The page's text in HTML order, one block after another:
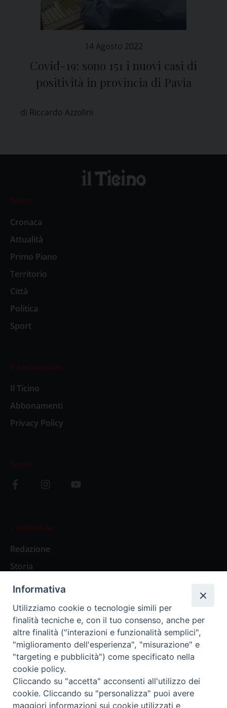
14 Agosto 2022
Covid-19: sono 151 i nuovi casi di
positività in provincia di Pavia
di Riccardo Azzolini
News
Cronaca
Attualità
Primo Piano
Territorio
Città
Politica
Sport
Il settimanale
Il Ticino
Abbonamenti
Privacy Policy
Social
L’editoriale
Redazione
Storia
Abbonamenti
Abbonamento Annuale Digitale
Abbonamento Annuale Cartaceo
Abbonamento Singola Copia Digitale
Informativa
Utilizziamo cookie o tecnologie simili per
finalità tecniche e, con il tuo consenso, anche per
altre finalità ("interazioni e funzionalità semplici",
"miglioramento dell'esperienza", "misurazione" e
"targeting e pubblicità") come specificato nella
cookie policy.
Cliccando su "accetta" acconsenti all'utilizzo dei
cookie. Cliccando su "personalizza" puoi avere
maggiori informazioni sui cookie utilizzati e